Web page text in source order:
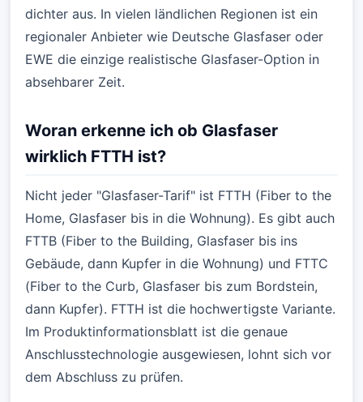
dichter aus. In vielen ländlichen Regionen ist ein
regionaler Anbieter wie Deutsche Glasfaser oder
EWE die einzige realistische Glasfaser-Option in
absehbarer Zeit.
Woran erkenne ich ob Glasfaser
wirklich FTTH ist?
Nicht jeder "Glasfaser-Tarif" ist FTTH (Fiber to the
Home, Glasfaser bis in die Wohnung). Es gibt auch
FTTB (Fiber to the Building, Glasfaser bis ins
Gebäude, dann Kupfer in die Wohnung) und FTTC
(Fiber to the Curb, Glasfaser bis zum Bordstein,
dann Kupfer). FTTH ist die hochwertigste Variante.
Im Produktinformationsblatt ist die genaue
Anschlusstechnologie ausgewiesen, lohnt sich vor
dem Abschluss zu prüfen.